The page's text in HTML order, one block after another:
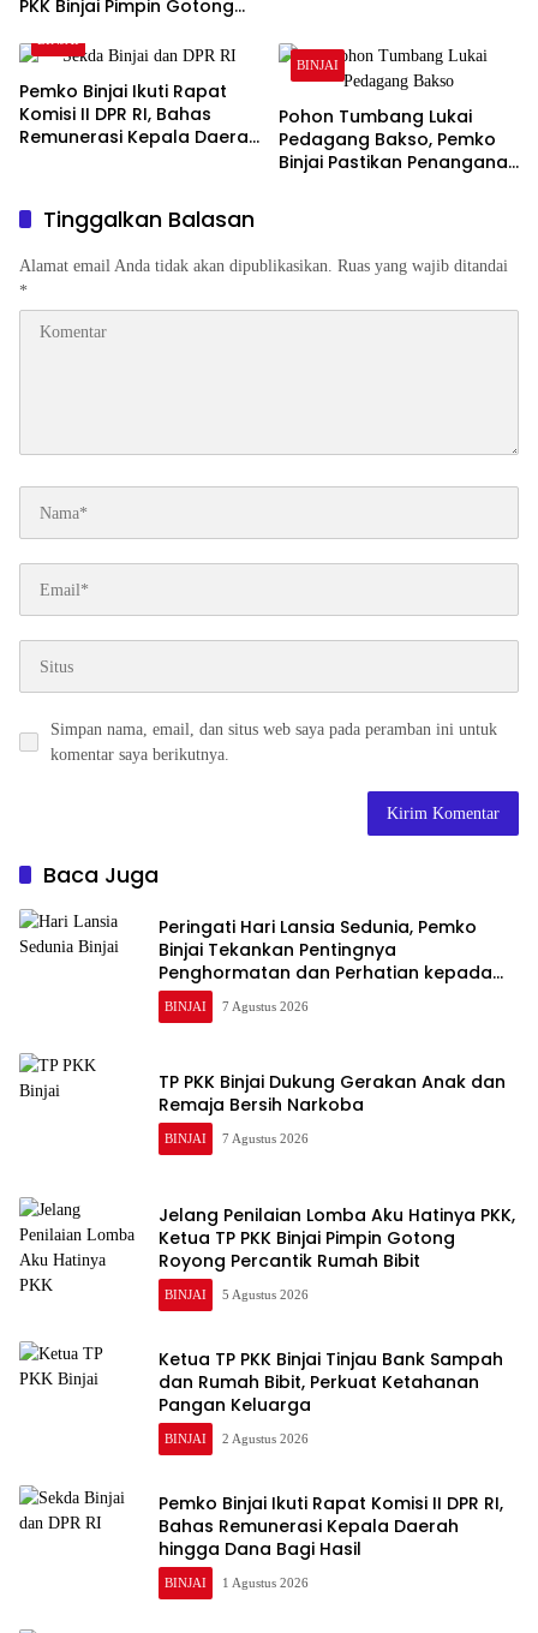
PKK Binjai Pimpin Gotong
Bibit
Pemko Binjai Ikuti Rapat
Komisi II DPR RI, Bahas
Remunerasi Kepala Daerah
BINJAI
Pohon Tumbang Lukai
Pedagang Bakso, Pemko
Binjai Pastikan Penanganan
Tinggalkan Balasan
Alamat email Anda tidak akan dipublikasikan. Ruas yang wajib ditandai
*
Simpan nama, email, dan situs web saya pada peramban ini untuk
komentar saya berikutnya.
Baca Juga
Peringati Hari Lansia Sedunia, Pemko
Binjai Tekankan Pentingnya
Penghormatan dan Perhatian kepada
Lansia
BINJAI 7 Agustus 2026
TP PKK Binjai Dukung Gerakan Anak dan
Remaja Bersih Narkoba
BINJAI 7 Agustus 2026
Jelang Penilaian Lomba Aku Hatinya PKK,
Ketua TP PKK Binjai Pimpin Gotong
Royong Percantik Rumah Bibit
BINJAI 5 Agustus 2026
Ketua TP PKK Binjai Tinjau Bank Sampah
dan Rumah Bibit, Perkuat Ketahanan
Pangan Keluarga
BINJAI 2 Agustus 2026
Pemko Binjai Ikuti Rapat Komisi II DPR RI,
Bahas Remunerasi Kepala Daerah
hingga Dana Bagi Hasil
BINJAI 1 Agustus 2026